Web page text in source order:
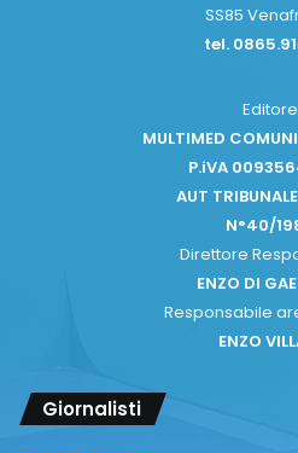
SS85
tel.
Editore
MULTIMED
P.iVA
AUT
N°40/
Direttore
ENZO DI
Responsabile
ENZO
Giornalisti